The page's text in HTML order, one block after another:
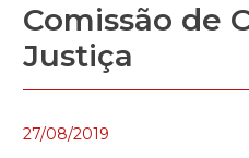
Comissão de
Justiça
27/08/2019